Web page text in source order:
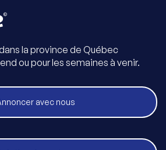
la province de Québec
ou pour les semaines à venir.
avec nous